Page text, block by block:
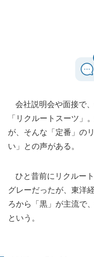
会社説明会や面接で
「リクルートスーツ」
が、そんな「定番」の
い」との声がある。
ひと昔前にリクルー
グレーだったが、東洋
ろから「黒」が主流で
という。